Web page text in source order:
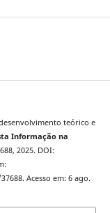
teórico e
Informação na
2025. DOI:
Acesso em: 6 ago.